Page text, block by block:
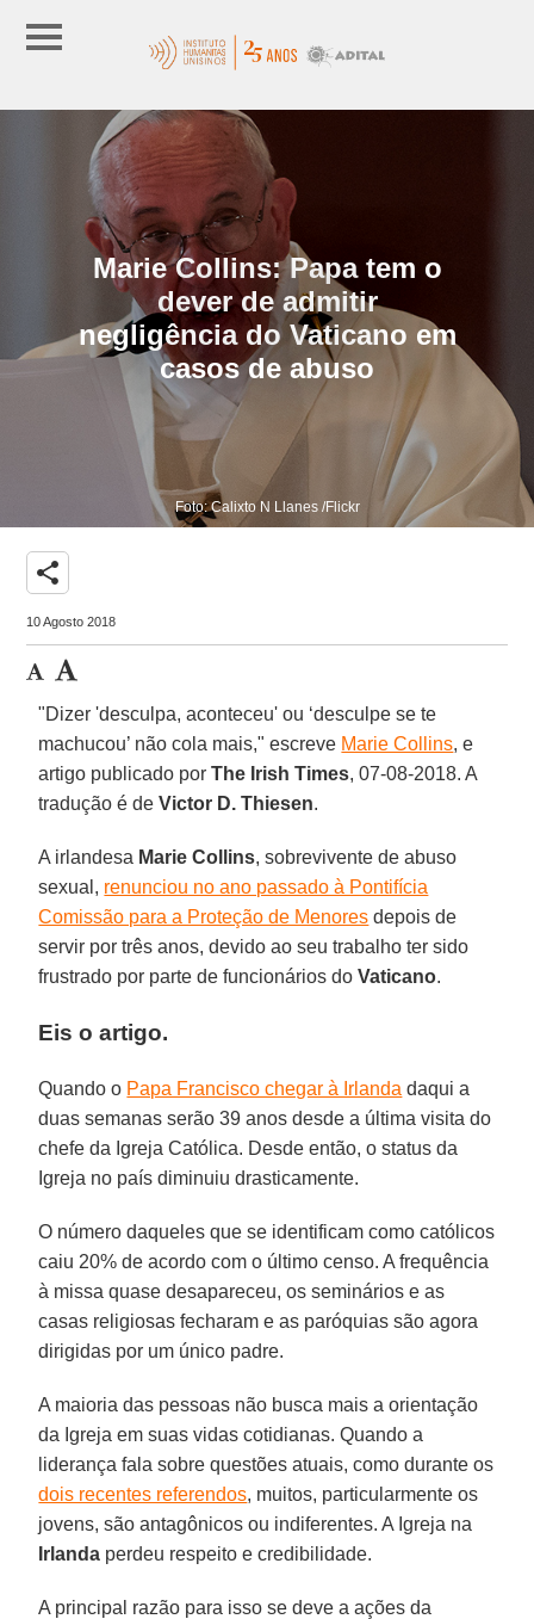
Marie Collins: Papa tem o
dever de admitir
negligência do Vaticano em
casos de abuso
Foto: Calixto N Llanes /Flickr
share
10 Agosto 2018
"Dizer 'desculpa, aconteceu' ou ‘desculpe se te
machucou’ não cola mais," escreve Marie Collins, e
artigo publicado porThe Irish Times, 07-08-2018. A
tradução é deVictor D. Thiesen.
A irlandesa Marie Collins, sobrevivente de abuso
sexual, renunciou no ano passado à Pontifícia
Comissão para a Proteção de Menores depois de
servir por três anos, devido ao seu trabalho ter sido
frustrado por parte de funcionários doVaticano.
Eis o artigo.
Quando o Papa Francisco chegar à Irlanda daqui a
duas semanas serão 39 anos desde a última visita do
chefe da Igreja Católica. Desde então, o status da
Igreja no país diminuiu drasticamente.
O número daqueles que se identificam como católicos
caiu 20% de acordo com o último censo. A frequência
à missa quase desapareceu, os seminários e as
casas religiosas fecharam e as paróquias são agora
dirigidas por um único padre.
A maioria das pessoas não busca mais a orientação
da Igreja em suas vidas cotidianas. Quando a
liderança fala sobre questões atuais, como durante os
dois recentes referendos, muitos, particularmente os
jovens, são antagônicos ou indiferentes. A Igreja na
Irlanda perdeu respeito e credibilidade.
A principal razão para isso se deve a ações da